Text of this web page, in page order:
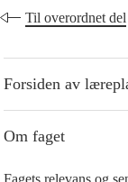
Til overordnet del
Forsiden av
Om faget